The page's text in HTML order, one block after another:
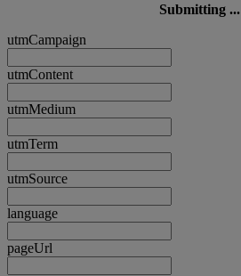
Submitting ...
utmCampaign
utmContent
utmMedium
utmTerm
utmSource
language
pageUrl